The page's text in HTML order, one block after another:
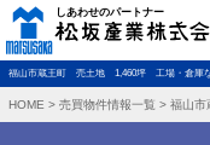
福山市蔵王町 売土地 1,460坪 工場・倉庫
HOME > 売買物件情報一覧 > 福山